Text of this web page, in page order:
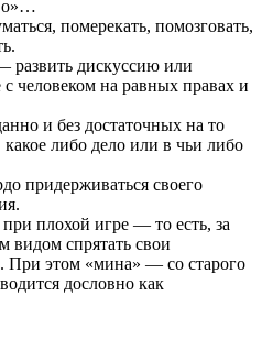
померекать, помозговать,
развить дискуссию или
человеком на равных правах и
и без достаточных на то
какое либо дело или в чьи либо
придерживаться своего
плохой игре — то есть, за
спрятать свои
При этом «мина» — со старого
дословно как